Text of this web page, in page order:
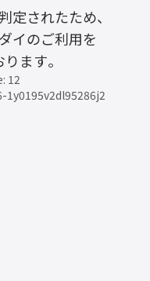
定されたため、
イのご利用を
ます。
12
1y0195v2dl95286j2